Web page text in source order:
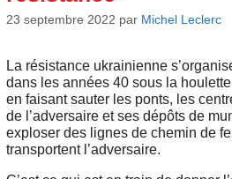
23 septembre 2022 par Michel Leclerc
La résistance ukrainienne
dans les années 40 sous la
en faisant sauter les ponts, les
de l’adversaire et ses dépôts de
exploser des lignes de chemin de
transportent l’adversaire.